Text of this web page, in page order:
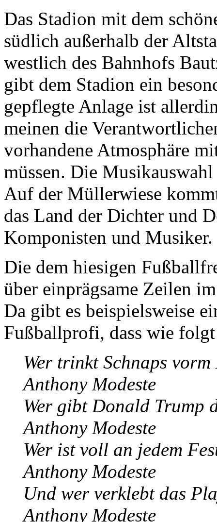
Das Stadion mit dem
südlich außerhalb der
westlich des Bahnhofs
gibt dem Stadion ein
gepflegte Anlage ist
meinen die
vorhandene Atmosphäre
müssen. Die
Auf der Müllerwiese
das Land der Dichter und
Komponisten und Musiker.
Die dem hiesigen
über einprägsame Zeilen
Da gibt es beispielsweise
Fußballprofi, dass wie
Wer trinkt Schnaps
Anthony Modeste
Wer gibt Donald Trump
Anthony Modeste
Wer ist voll an jedem
Anthony Modeste
Und wer verklebt das
Anthony Modeste